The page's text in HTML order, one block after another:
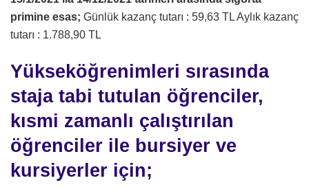
primine esas; Günlük kazanç tutarı : 59,63 TL Aylık kazanç
tutarı : 1.788,90 TL
Yükseköğrenimleri sırasında
staja tabi tutulan öğrenciler,
kısmi zamanlı çalıştırılan
öğrenciler ile bursiyer ve
kursiyerler için;